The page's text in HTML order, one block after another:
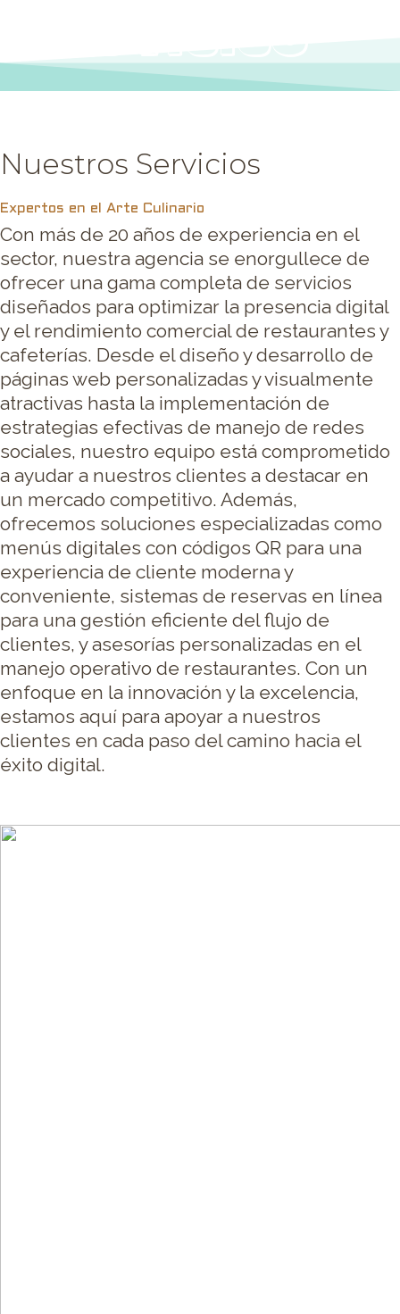
Nuestros Servicios
Expertos en el Arte Culinario
Con más de 20 años de experiencia en el
sector, nuestra agencia se enorgullece de
ofrecer una gama completa de servicios
diseñados para optimizar la presencia digital
y el rendimiento comercial de restaurantes y
cafeterías. Desde el diseño y desarrollo de
páginas web personalizadas y visualmente
atractivas hasta la implementación de
estrategias efectivas de manejo de redes
sociales, nuestro equipo está comprometido
a ayudar a nuestros clientes a destacar en
un mercado competitivo. Además,
ofrecemos soluciones especializadas como
menús digitales con códigos QR para una
experiencia de cliente moderna y
conveniente, sistemas de reservas en línea
para una gestión eficiente del flujo de
clientes, y asesorías personalizadas en el
manejo operativo de restaurantes. Con un
enfoque en la innovación y la excelencia,
estamos aquí para apoyar a nuestros
clientes en cada paso del camino hacia el
éxito digital.